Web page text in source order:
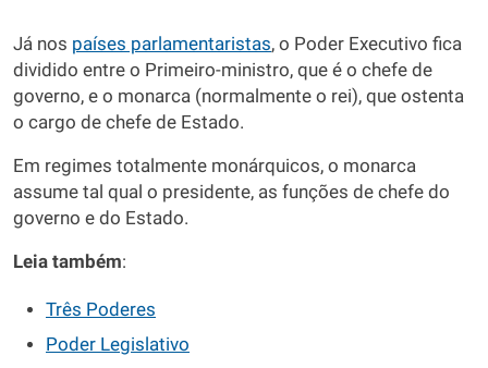
Já nos países parlamentaristas, o Poder Executivo fica
dividido entre o Primeiro-ministro, que é o chefe de
governo, e o monarca (normalmente o rei), que ostenta
o cargo de chefe de Estado.
Em regimes totalmente monárquicos, o monarca
assume tal qual o presidente, as funções de chefe do
governo e do Estado.
Leia também:
Três Poderes
Poder Legislativo